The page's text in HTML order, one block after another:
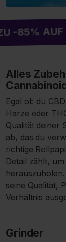
DAS
Alles
Egal ob du
Harze oder
Qualität deiner
ab, das du
richtige
Detail zählt,
seine Qualität,
Verhältnis
Grinder